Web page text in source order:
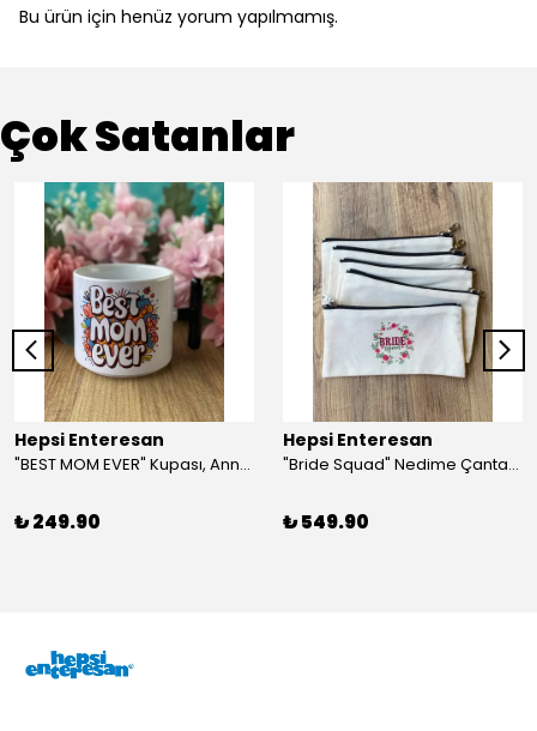
Bu ürün için henüz yorum yapılmamış.
Çok Satanlar
Hepsi Enteresan
"BEST MOM EVER" Kupası, Anneye Hediye, Anneler Günü, Porselen T Kupa
₺ 249.90
Hepsi Enteresan
"Bride Squad" Nedime Çantası, Kına Hediyesi, Düğün Hediyesi (5 adet)
₺ 549.90